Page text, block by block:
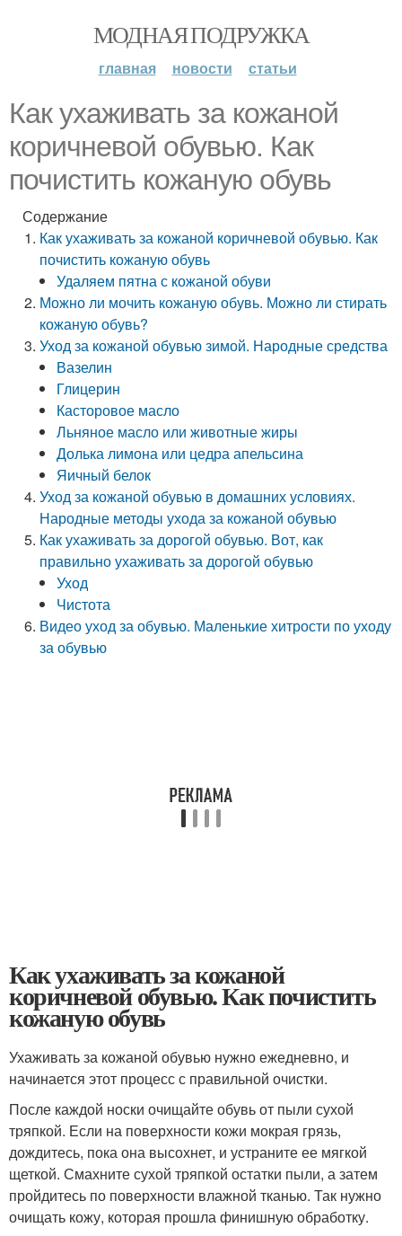
МОДНАЯ ПОДРУЖКА
главная новости статьи
Как ухаживать за кожаной
коричневой обувью. Как
почистить кожаную обувь
Содержание
Как ухаживать за кожаной коричневой обувью. Как
почистить кожаную обувь
Удаляем пятна с кожаной обуви
Можно ли мочить кожаную обувь. Можно ли стирать
кожаную обувь?
Уход за кожаной обувью зимой. Народные средства
Вазелин
Глицерин
Касторовое масло
Льняное масло или животные жиры
Долька лимона или цедра апельсина
Яичный белок
Уход за кожаной обувью в домашних условиях.
Народные методы ухода за кожаной обувью
Как ухаживать за дорогой обувью. Вот, как
правильно ухаживать за дорогой обувью
Уход
Чистота
Видео уход за обувью. Маленькие хитрости по уходу
за обувью
Как ухаживать за кожаной
коричневой обувью. Как почистить
кожаную обувь
Ухаживать за кожаной обувью нужно ежедневно, и
начинается этот процесс с правильной очистки.
После каждой носки очищайте обувь от пыли сухой
тряпкой. Если на поверхности кожи мокрая грязь,
дождитесь, пока она высохнет, и устраните ее мягкой
щеткой. Смахните сухой тряпкой остатки пыли, а затем
пройдитесь по поверхности влажной тканью. Так нужно
очищать кожу, которая прошла финишную обработку.